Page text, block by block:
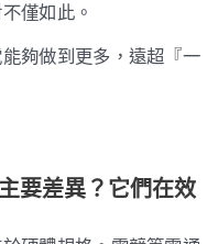
僅如此。
夠做到更多，遠超『一
要差異？它們在效